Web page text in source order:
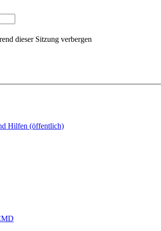
dieser Sitzung verbergen
Hilfen (öffentlich)